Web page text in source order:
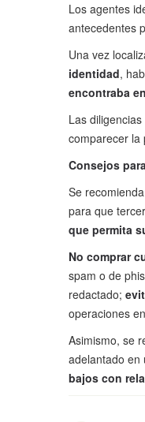
Los agentes
antecedentes
Una vez
identidad,
encontraba
Las
comparecer la
Consejos
Se
para que
que permita
No comprar
spam o de
redactado;
operaciones
Asimismo, se
adelantado en
bajos con